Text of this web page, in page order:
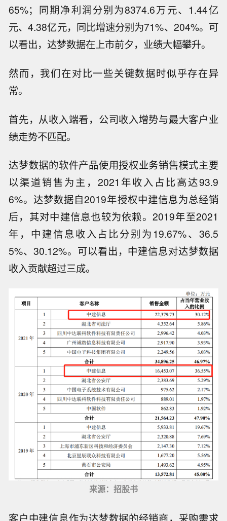
65%；同期净利润分别为8374.6万元、1.44亿
元、4.38亿元，同比增速分别为71%、204%。可
以看出，达梦数据在上市前夕，业绩大幅攀升。
然而，我们在对比一些关键数据时似乎存在异
常。
首先，从收入端看，公司收入增势与最大客户业
绩走势不匹配。
达梦数据的软件产品使用授权业务销售模式主要
以渠道销售为主，2021年收入占比高达93.9
6%。达梦数据自2019年授权中建信息为总经销
后，其对中建信息也较为依赖。2019年至2021
年，中建信息收入占比分别为19.67%、36.5
5%、30.12%。可以看出，中建信息对达梦数据
收入贡献超过三成。
来源：招股书
客户中建信息作为达梦数据的经销商，采购需求